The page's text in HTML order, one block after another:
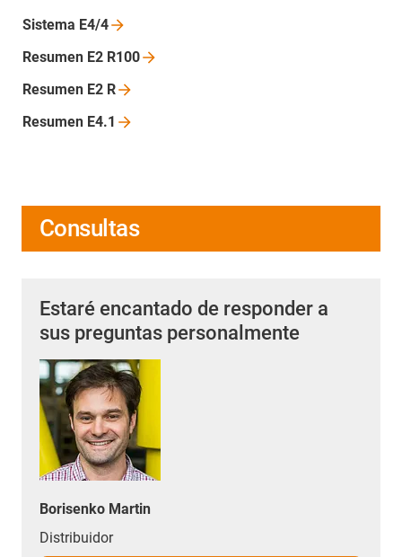
Sistema E4/4
Resumen E2 R100
Resumen E2 R
Resumen E4.1
Consultas
Estaré encantado de responder a
sus preguntas personalmente
Borisenko Martin
Distribuidor